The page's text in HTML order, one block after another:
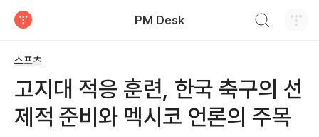
PM Desk
스포츠
고지대 적응 훈련, 한국 축구의 선
제적 준비와 멕시코 언론의 주목